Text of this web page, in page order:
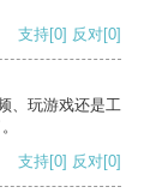
支持[0] 反对[0]
、玩游戏还是工
支持[0] 反对[0]